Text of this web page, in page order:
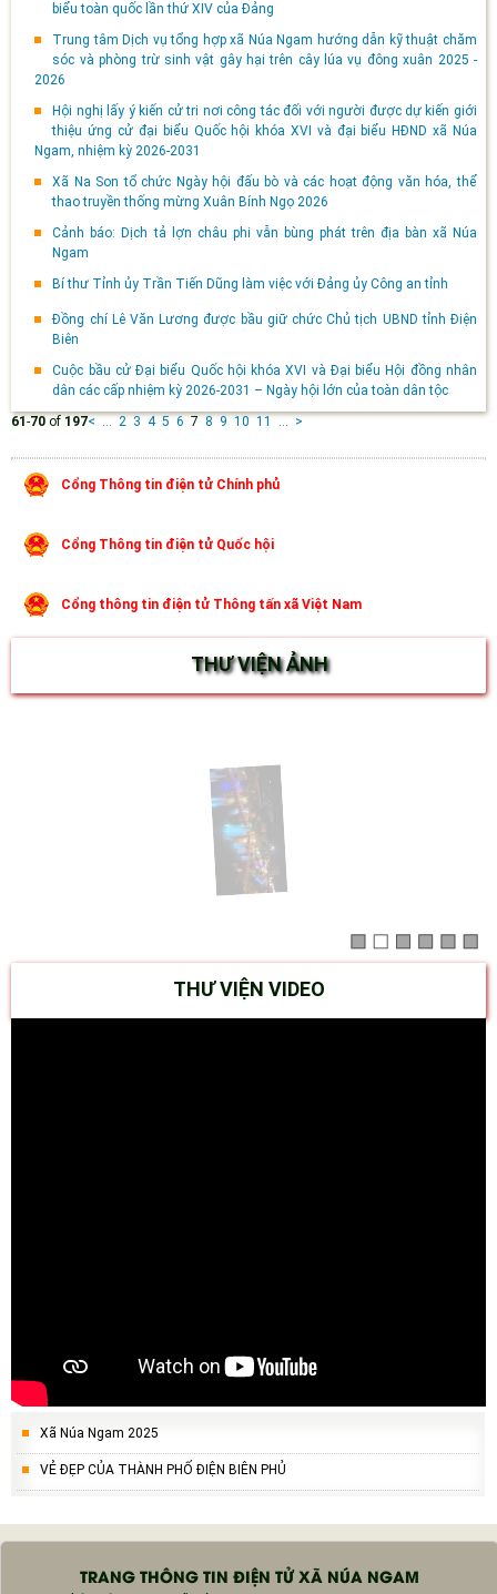
biểu toàn quốc lần thứ XIV của Đảng
Trung tâm Dịch vụ tổng hợp xã Núa Ngam hướng dẫn kỹ thuật chăm
sóc và phòng trừ sinh vật gây hại trên cây lúa vụ đông xuân 2025 -
2026
Hội nghị lấy ý kiến cử tri nơi công tác đối với người được dự kiến giới
thiệu ứng cử đại biểu Quốc hội khóa XVI và đại biểu HĐND xã Núa
Ngam, nhiệm kỳ 2026-2031
Xã Na Son tổ chức Ngày hội đấu bò và các hoạt động văn hóa, thể
thao truyền thống mừng Xuân Bính Ngọ 2026
Cảnh báo: Dịch tả lợn châu phi vẫn bùng phát trên địa bàn xã Núa
Ngam
Bí thư Tỉnh ủy Trần Tiến Dũng làm việc với Đảng ủy Công an tỉnh
Đồng chí Lê Văn Lương được bầu giữ chức Chủ tịch UBND tỉnh Điện
Biên
Cuộc bầu cử Đại biểu Quốc hội khóa XVI và Đại biểu Hội đồng nhân
dân các cấp nhiệm kỳ 2026-2031 – Ngày hội lớn của toàn dân tộc
61 -70 of 197< ... 2 3 4 5 6 7 8 9 10 11 ... >
Cổng Thông tin điện tử Chính phủ
Cổng Thông tin điện tử Quốc hội
Cổng thông tin điện tử Thông tấn xã Việt Nam
THƯ VIỆN ẢNH
THƯ VIỆN VIDEO
Xã Núa Ngam 2025
VẺ ĐẸP CỦA THÀNH PHỐ ĐIỆN BIÊN PHỦ
TRANG THÔNG TIN ĐIỆN TỬ XÃ NÚA NGAM